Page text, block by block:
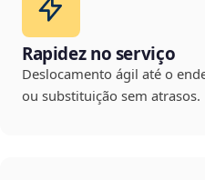
Rapidez no serviço
Deslocamento ágil até o
ou substituição sem atrasos.